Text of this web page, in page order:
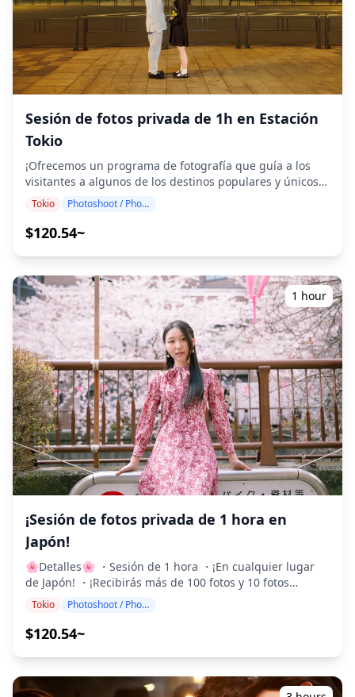
Aprenda sobre la transformación de la zona y su
importancia cultural e histórica. ◆Información adicional
・Se requiere una reserva para 2 o más personas. ・La
distancia a pie es moderada. ・No recomendado para
veganos o personas con dietas sin gluten. ・Solo para
adultos mayores de 20 años. ・い。 ・Si tiene alguna
restricción dietética, háganoslo saber al hacer su
reserva. ![]
(https://assets.hldycdn.com/experiences/
(https://assets.hldycdn.com/experiences/
![]
(https://assets.hldycdn.com/experiences/
(https://assets.hldycdn.com/experiences/
![]
◆Incluido ・5 paradas gastronómicas con comida local y
de temporada ・Una bebida incluida ・Guía turístico
◆No incluido ・Recogida y regreso al hotel ・Propinas ・
Gastos de transporte ・Bebidas o comida adicionales
◆Itinerario ・Punto de encuentro: Salida Sur de la
estación de Kanda El guía proporcionará una breve
introducción a Kanda y facilitará las presentaciones de
Yakitori Comience la noche con un delicioso yakitori a la
parrilla en un restaurante local de larga tradición. ・
Paseo nocturno por las calles retro de Kanda Pasee por
las calles retro bordeadas de "izakayas" y bares, y
explore lugares con encanto histórico, como templos o
santuarios escondidos en la zona. ・Experiencia local en
"Izakaya" con degustación de sake Disfrute de platos
clásicos de "izakaya" como "oden", "sashimi" o
"tempura", combinados con sake de elaboración local o
cerveza artesanal. ・Parada de dulces o café Relájese
con un postre como "taiyaki" o disfrute de una cerveza
artesanal en un café acogedor para terminar la noche.
・Conclusión (Estación de Kanda) El recorrido finaliza
con consejos sobre recuerdos locales y recomendaciones
de atracciones cercanas para explorar más a fondo.
◆Información adicional ・Se requiere una reserva para
2 o más personas. ・La distancia a pie es moderada. ・
No recomendado para veganos o personas con dietas
sin gluten. ・Solo para adultos mayores de 20 años. ・
い。 ・Si tiene alguna restricción dietética, háganoslo
saber al hacer su reserva. ![]
(https://assets.hldycdn.com/experiences/
![]
(https://assets.hldycdn.com/experiences/
![]
(https://assets.hldycdn.com/experiences/
![]
(https://assets.hldycdn.com/experiences/
![]
(https://assets.hldycdn.com/experiences/
Sesión de fotos privada de 1h en Estación
Tokio
¡Ofrecemos un programa de fotografía que guía a los
visitantes a algunos de los destinos populares y únicos
alrededor de la Estación de Tokio! Dirigido por fotógrafos
horario de viaje, capturando composiciones naturales e
sesiones de fotografía están disponibles en cualquier
lugar alrededor de la Estación de Tokio y se pueden
reservar con hasta 3 días de antelación. ☀️ Lugares
recomendados para fotografiar: ・Estación de Tokio ・
Marunouchi ・Parque Hibiya ・Parque Chidorigafuchi
Organizaremos un fotógrafo que hable inglés, chino o
coreano según su preferencia. 😊 ¡¡Háganos saber su
ubicación preferida al hacer la reserva!! ◆Acerca de la
entrega: Los más de 100 archivos de fotos originales se
entregan en el plazo de una semana, y puede
seleccionar sus 10 fotos favoritas para retocarlas. Se
realizan correcciones para evocar una atmósfera
específica y, si lo desea, se pueden realizar ajustes en el
estado de ánimo y el color. ¡Permítanos capturar sus
momentos especiales en Tokio a través de nuestros
servicios de fotografía! ◆ Información importante: ・Si
llega tarde a la hora de encuentro programada, la
duración de la sesión y la cantidad de fotos entregadas
pueden reducirse. ・Si se pronostica lluvia para el lugar
de la sesión 3 días antes de la fecha programada o si
llueve inesperadamente el día de la sesión, hay tres
opciones disponibles: (1) reprogramar la fecha y la hora,
(2) cambiar la ubicación o (3) cancelar la sesión.
Tokio Photoshoot / Photo tour
$120.54~
1 hour
¡Sesión de fotos privada de 1 hora en
Japón!
🌸Detalles🌸 ・Sesión de 1 hora ・¡En cualquier lugar
de Japón! ・¡Recibirás más de 100 fotos y 10 fotos
editadas profesionalmente! ・El precio puede variar
primero para más detalles. Ofrecemos un programa de
destinos más populares y únicos de Japón. Dirigido por
fotógrafos altamente cualificados, nuestro programa se
adapta a tu horario de viaje, capturando composiciones
Tokio Photoshoot / Photo tour
$120.54~